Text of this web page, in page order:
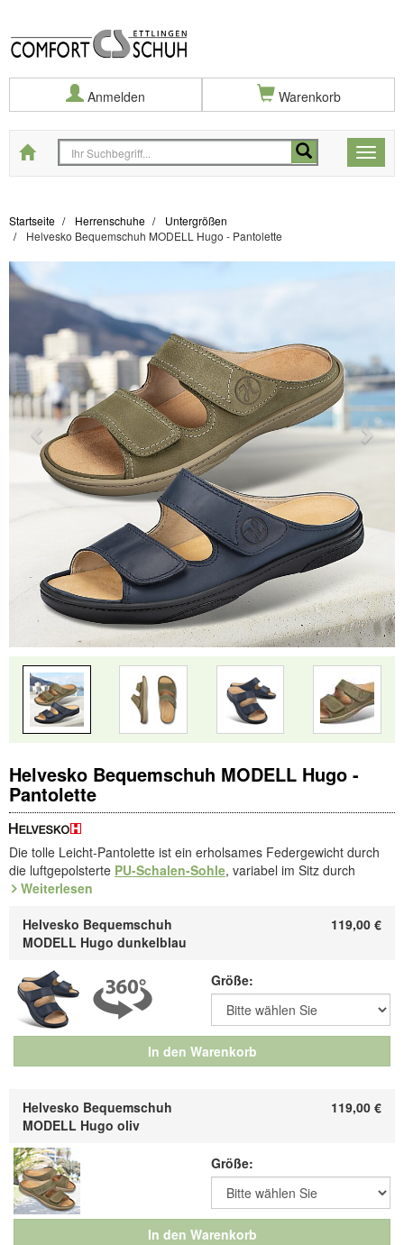
Anmelden Warenkorb
Toggle
Startseite
Startseite Herrenschuhe
Untergrößen
Helvesko Bequemschuh MODELL Hugo - Pantolette
Helvesko Bequemschuh MODELL Hugo -
Pantolette
Die tolle Leicht-Pantolette ist ein erholsames Federgewicht durch
die luftgepolsterte PU-Schalen-Sohle, variabel im Sitz durch
aufklappbare Klettbänder. Samtiges
Schalen-Sohlefür das leichte Gefühl: In der Schalen-Sohle aus
extra leichtem PU fühlen sich die Füße so frei wie auf Wolken - sie
ist ein absolutes Leichtgewicht, dennoch belastbar, und perfekt in
anatomischer Form. Eingelegt ist ein austauschbares Fußbett.
Art.Nr. 4.633.08 / 4.633.07
Entdecken Sie die bequemsten Schuhe Ihres Lebens!
Straße 134, D-76275 Ettlingen, E-Mail: service@comfortschuh.de
Weiterlesen
Größe:
In den Warenkorb
Helvesko Bequemschuh
MODELL Hugo dunkelblau
119,00 €
Größe:
In den Warenkorb
Helvesko Bequemschuh
MODELL Hugo oliv
119,00 €